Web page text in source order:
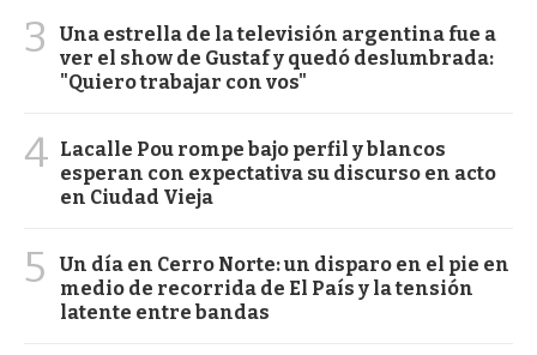
3
Una estrella de la televisión argentina fue a
ver el show de Gustaf y quedó deslumbrada:
"Quiero trabajar con vos"
4 Lacalle Pou rompe bajo perfil y blancos
esperan con expectativa su discurso en acto
en Ciudad Vieja
5
Un día en Cerro Norte: un disparo en el pie en
medio de recorrida de El País y la tensión
latente entre bandas